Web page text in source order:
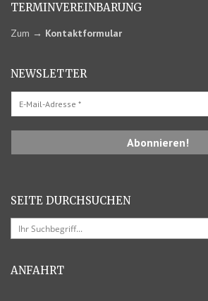
TERMIN­VEREINBARUNG
Zum → Kontaktformular
NEWSLETTER
SEITE DURCHSUCHEN
ANFAHRT